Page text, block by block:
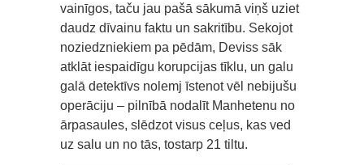
vainīgos, taču jau pašā sākumā viņš uziet
daudz dīvainu faktu un sakritību. Sekojot
noziedzniekiem pa pēdām, Deviss sāk
atklāt iespaidīgu korupcijas tīklu, un galu
galā detektīvs nolemj īstenot vēl nebijušu
operāciju – pilnībā nodalīt Manhetenu no
ārpasaules, slēdzot visus ceļus, kas ved
uz salu un no tās, tostarp 21 tiltu.